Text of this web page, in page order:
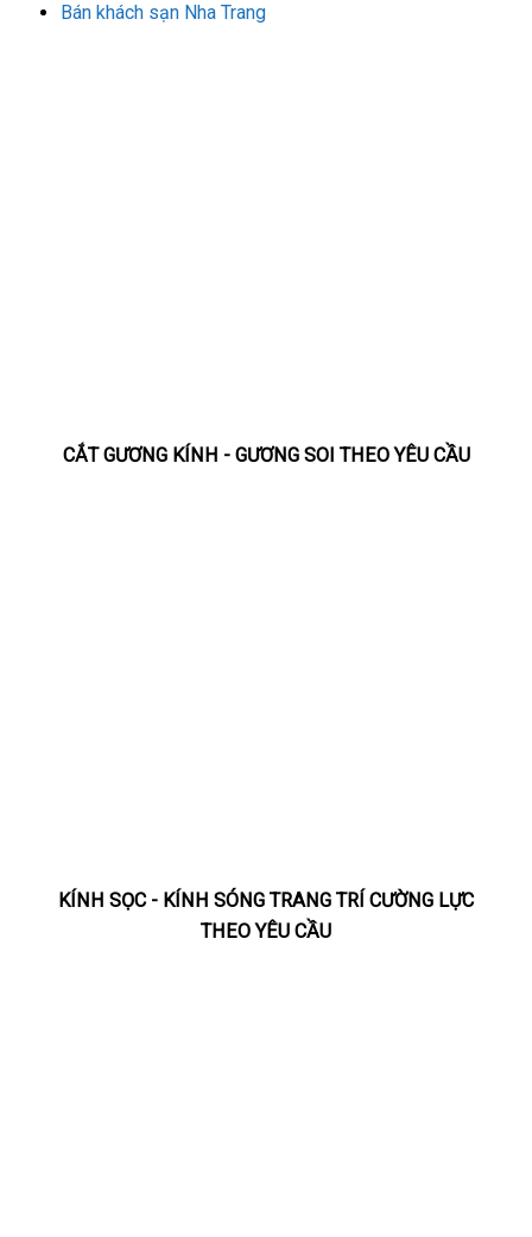
Bán khách sạn Nha Trang
CẮT GƯƠNG KÍNH - GƯƠNG SOI THEO YÊU CẦU
KÍNH SỌC - KÍNH SÓNG TRANG TRÍ CƯỜNG LỰC
THEO YÊU CẦU